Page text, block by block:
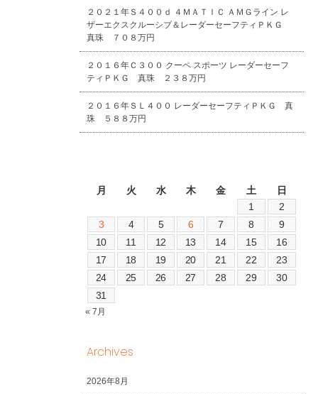
２０２１年Ｓ４００ｄ ４ＭＡＴＩＣ ＡＭＧライン レ
ザーエクスクルーシブ＆レーダーセーフティＰＫＧ
真珠 ７０８万円
２０１６年Ｃ３００ クーペ スポーツ レーダーセーフ
ティＰＫＧ 真珠 ２３８万円
２０１６年ＳＬ４００ レーダーセーフティＰＫＧ 真
珠 ５８８万円
月
火 水 木 金 土
日
1
2
3
4 5 6 7 8
9
10
11 12 13 14 15
16
17
18 19 20 21 22
23
24
25 26 27 28 29
30
31
« 7月
Archives
2026年8月